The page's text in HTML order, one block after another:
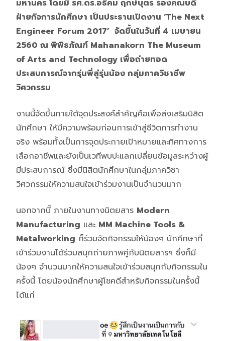
มหานคร โดยมี รศ.ดร.อธิคม ฤกษ์บุตร รองคณบดี
ฝ่ายกิจการนักศึกษา เป็นประธานเปิดงาน ‘The Next
Engineer Forum 2017’ จัดขึ้นในวันที่ 4 เมษายน
2560 ณ พิพิธภัณฑ์ Mahanakorn The Museum
of Arts and Technology เพื่อถ่ายทอด
ประสบการณ์จากรุ่นพี่สู่รุ่นน้อง กลุ่มภาควิชาชีพ
วิศวกรรม
งานนี้จัดขึ้นภายใต้จุดประสงค์สำคัญคือเพื่อส่งเสริมนิสิต
นักศึกษา ให้มีความพร้อมก่อนการเข้าสู่ชีวิตการทํางาน
จริง พร้อมทั้งเป็นการจุดประกายเป้าหมายและทิศทางการ
เลือกอาชีพและยังเป็นเวทีพบปะแลกเปลี่ยนข้อมูลระหว่างผู้
มีประสบการณ์ ซึ่งมีนิสิตนักศึกษาในกลุ่มภาควิชา
วิศวกรรมให้ความสนใจเข้าร่วมงานเป็นจำนวนมาก
นอกจากนี้ ภายในงานทางนิตยสาร Modern
Manufacturing และ MM Machine Tools &
Metalworking ก็ร่วมจัดกิจกรรมให้น้องๆ นักศึกษาที่
เข้าร่วมงานได้ร่วมสนุกถ่ายภาพคู่กับนิตยสารฯ ซึ่งก็มี
น้องๆ จำนวนมากให้ความสนใจเข้าร่วมสนุกกับกิจกรรมใน
ครั้งนี้ โดยน้องนักศึกษาผู้โชคดีสำหรับกิจกรรมในครั้งนี้
ได้แก่